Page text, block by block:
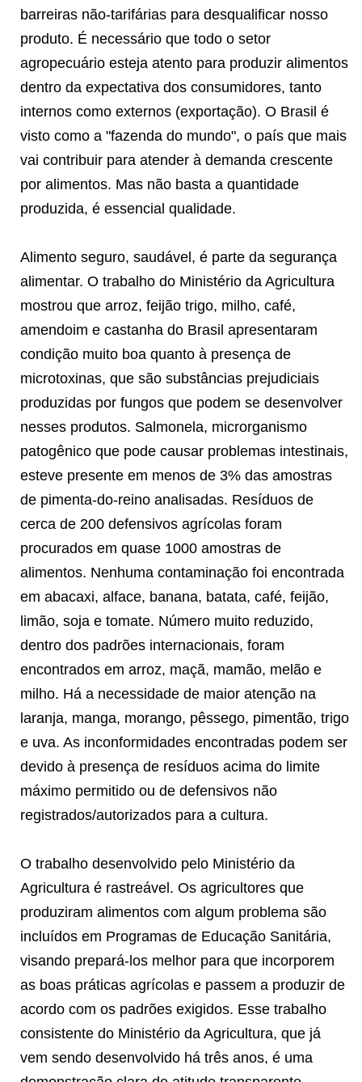
barreiras não-tarifárias para desqualificar nosso
produto. É necessário que todo o setor
agropecuário esteja atento para produzir alimentos
dentro da expectativa dos consumidores, tanto
internos como externos (exportação). O Brasil é
visto como a "fazenda do mundo", o país que mais
vai contribuir para atender à demanda crescente
por alimentos. Mas não basta a quantidade
produzida, é essencial qualidade.
Alimento seguro, saudável, é parte da segurança
alimentar. O trabalho do Ministério da Agricultura
mostrou que arroz, feijão trigo, milho, café,
amendoim e castanha do Brasil apresentaram
condição muito boa quanto à presença de
microtoxinas, que são substâncias prejudiciais
produzidas por fungos que podem se desenvolver
nesses produtos. Salmonela, microrganismo
patogênico que pode causar problemas intestinais,
esteve presente em menos de 3% das amostras
de pimenta-do-reino analisadas. Resíduos de
cerca de 200 defensivos agrícolas foram
procurados em quase 1000 amostras de
alimentos. Nenhuma contaminação foi encontrada
em abacaxi, alface, banana, batata, café, feijão,
limão, soja e tomate. Número muito reduzido,
dentro dos padrões internacionais, foram
encontrados em arroz, maçã, mamão, melão e
milho. Há a necessidade de maior atenção na
laranja, manga, morango, pêssego, pimentão, trigo
e uva. As inconformidades encontradas podem ser
devido à presença de resíduos acima do limite
máximo permitido ou de defensivos não
registrados/autorizados para a cultura.
O trabalho desenvolvido pelo Ministério da
Agricultura é rastreável. Os agricultores que
produziram alimentos com algum problema são
incluídos em Programas de Educação Sanitária,
visando prepará-los melhor para que incorporem
as boas práticas agrícolas e passem a produzir de
acordo com os padrões exigidos. Esse trabalho
consistente do Ministério da Agricultura, que já
vem sendo desenvolvido há três anos, é uma